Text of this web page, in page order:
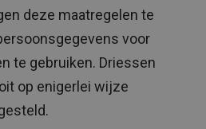
deze maatregelen te
voor
te gebruiken. Driessen
op enigerlei wijze